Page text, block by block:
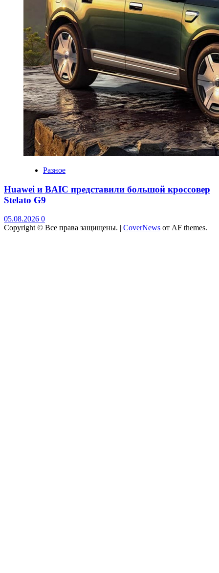
Разное
Huawei и BAIC представили большой кроссовер
Stelato G9
05.08.2026 0
Copyright © Все права защищены. | CoverNews от AF themes.